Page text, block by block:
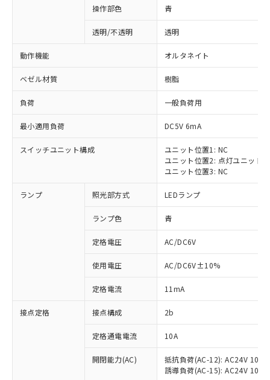
操作部色 青
透明/不透明 透明
動作機能 オルタネイト
ベゼル材質 樹脂
負荷 一般負荷用
最小適用負荷 DC5V 6mA
スイッチユニット構成
ユニット位置1: NC
ユニット位置2: 点灯ユニット
ユニット位置3: NC
ランプ 照光部方式 LEDランプ
ランプ色 青
定格電圧 AC/DC6V
使用電圧 AC/DC6V±10%
定格電流 11mA
接点定格 接点構成 2b
定格通電電流 10A
開閉能力(AC)
抵抗負荷(AC-12): AC24V 10A/
誘導負荷(AC-15): AC24V
ご利用条件
以下の条件をお読みいただき、同意のうえ
ご利用ください。
本サービスは、当社制御機器事業取扱
商品の当社在庫状況および標準価格
(税抜)を提供させていただくもので
当社制御機器事業取扱商品の中には、
対応済み：EU RoHS指令（10物質）の
非含有に対応した製品が提供可能な商品で
対応予定：EU RoHS指令（10物質）の非含
有に対応した製品に切り替える予定のある
対応予定なし：EU RoHS指令（10物質）の
非含有に非対応の商品で、対応品を出す予
調査・確認中：EU RoHS指令（10物質）の
非含有の対応状況を調査中または確認中の
非該当品：ライセンス料など無形物で、有
害物質有無と関係のない商品です。
仕入先様の事情により、非含有部品として
「○」：最大均質材料含有率が中国RoHSの
基準値以下であることを示します。
「×」：最大均質材料含有率が中国RoHSの